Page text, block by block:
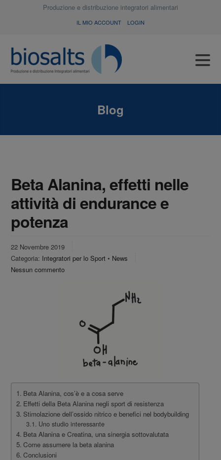
Produzione e distribuzione integratori alimentari
IL MIO ACCOUNT LOGIN
Blog
Beta Alanina, effetti nelle
attività di endurance e
potenza
22 Novembre 2019
Categoria: Integratori per lo Sport • News
Nessun commento
Beta Alanina, cos’è e a cosa serve
Effetti della Beta Alanina negli sport di resistenza
Stimolazione dell’ossido nitrico e benefici nel bodybuilding
Uno studio interessante
Beta Alanina e Creatina, una sinergia sottovalutata
Come assumere la beta alanina
Conclusioni